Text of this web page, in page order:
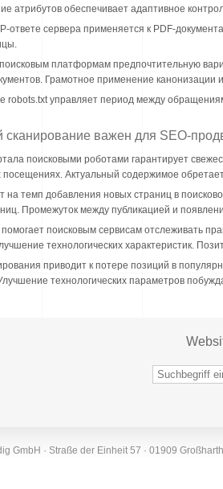
атрибутов обеспечивает адаптивное
ответе сервера применяется к PDF-
платформам предпочтительную
Грамотное применение канонизации
управляет период между
сканирование важен для SEO-
поисковыми роботами гарантирует
посещениях. Актуальный содержимое
на темп добавления новых страниц в
Промежуток между публикацией и
поисковым сервисам отслеживать
технологических характеристик.
приводит к потере позиций в
технологических параметров
GmbH · Straße der Einheit 57 · 01909